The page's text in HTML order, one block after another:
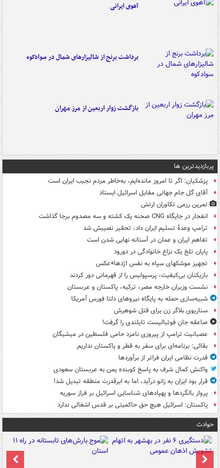
آهوی ایرانی
برداشت برنج از شالیزارهای شمال در سوادکوه
بازگشت زوار اربعین از مرز مهران
پربازدیدترین ها
پزشکیان: اگر تا امروز مانده‌ایم، به‌خاطر مردم نجیب ایران است
آقای گل جام جهانی مقابل اسرائیل ایستاد
تمرین رزمی تکاوران ارتش
انفجار در جایگاه CNG صحنه یک کشته و سه مصدوم برجا گذاشت
ترامپ وعدۀ تسلیم ایران داد، تحقیر نصیبش شد
تفاهم ایران و عمان در آستانه نهایی شدن است
پایان تلخ یک نزاع خانوادگی در دورود
تجهیز موشکهای سپاه به نفس اژدها+عکس
بازیکنان بی‌کیفیت، پرسپولیس را از قهرمانی دور کردند
نشست وزیران خارجه مصر، ترکیه، پاکستان و عربستان
شبیه‌سازی حمله به پایگاه نیروهای دلتا فورس آمریکا
سناریوی بلاگر زن برای قتل شوهرش
صاعقه جان فوتبالیست تایلندی را گرفت!
عصبانیت ترامپ از پیروزی نامزد حامی فلسطین در میشیگان
بقائی: برنامه‌ای برای سفر به قطر و پاکستان نداریم
قدرت نظامی ایران فراتر از برآوردها
واکنش کمال شرف به پاسخ کوبنده یمن به عربستان سعودی
قرار بود ایران به زانو درآید، اما به ابرقدرت منطقه تبدیل شد!
پرواز بالگردها و پهپادهای شناسایی اسرائیل بر فراز سوریه
پاکستان: اسرائیل هیچ حق حاکمیتی بر قدس اشغالی ندارد
حوادث